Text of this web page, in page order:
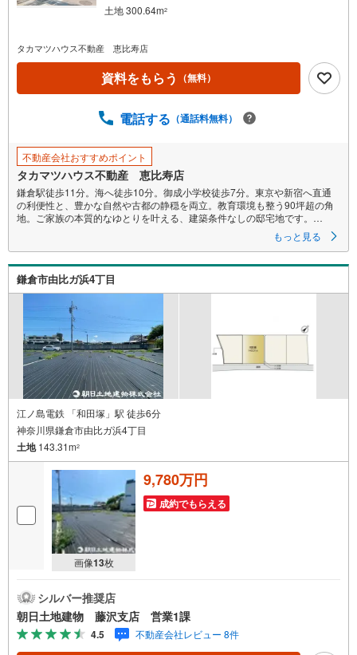
件
イ
ー
保
存
す
る
土地 300.64m2
タカマツハウス不動産 恵比寿店
資料をもらう （無料）
電話する （通話料無料）
不動産会社おすすめポイント
タカマツハウス不動産 恵比寿店
鎌倉駅徒歩11分。海へ徒歩10分。御成小学校徒歩7分。東京や新宿へ直通
の利便性と、豊かな自然や古都の静穏を両立。教育環境も整う90坪超の角
地。ご家族の本質的なゆとりを叶える、建築条件なしの邸宅地です。
■鎌倉駅徒歩11分/和田塚駅徒歩5分 ■敷地300m2超・間口17m ■角地 ■
御成小学校徒歩7分 ■スーパー徒歩7分他、生活施設充実 ■『由比ガ浜海
水浴場』徒歩10分 ■建築条件ございません
●お好きなハウスメーカーで建築可能
ハウスメーカーにお悩みのお客様は『ミラクラスマッチング』もご活用く
ださい！
【ミラクラスマッチング】とは？
タカマツハウスの宅地を購入されるお客様に、最適なハウスメーカーを紹
介するシステムです
◎相談時から成約まで 無料
何度相談しても、お客様のご負担はありません
◎中立的な立場からのご紹介
本当にお客様に最適だと思われるハウスメーカーをご紹介します
◎「会社」だけでなく、ハウスメーカー選りすぐりの「担当者」をご紹介
住宅展示場だと、担当者との出会いは巡り合わせ次第。ミラクラスマッチ
ングなら、お客様にぴったりのハウ
もっと見る
鎌倉市由比ガ浜4丁目
江ノ島電鉄 「和田塚」駅 徒歩6分
神奈川県鎌倉市由比ガ浜4丁目
土地143.31m2
画像13枚
9,780万円
成約でもらえる
シルバー推奨店
朝日土地建物 藤沢支店 営業1課
4.5 不動産会社レビュー 8件